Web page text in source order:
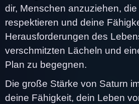
dir, Menschen anzuziehen,
respektieren und deine
Herausforderungen des
verschmitzten Lächeln und
Plan zu begegnen.
Die große Stärke von Saturn
deine Fähigkeit, dein Leben